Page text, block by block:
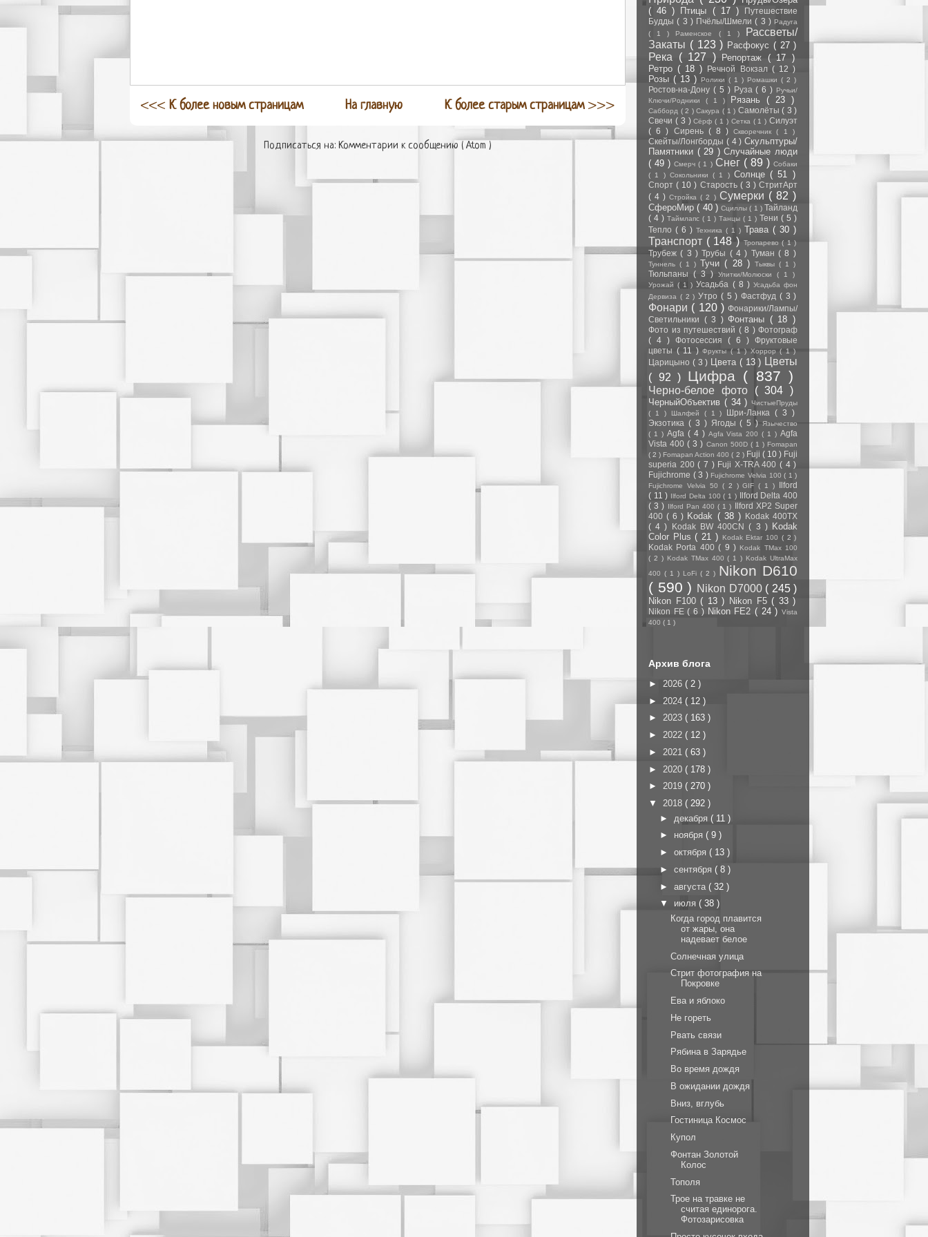
<<< К более новым страницам К более старым страницам >>>
На главную
Подписаться на: Комментарии к сообщению ( Atom )
( 46 )
Птицы ( 17 )
Путешествие
Будды( 3 ) Пчёлы/Шмели( 3 ) Радуга
( 1 ) Раменское ( 1 )
Рассветы/
Закаты ( 123 ) Расфокус ( 27 )
Река ( 127 ) Репортаж ( 17 )
Ретро( 18 ) Речной Вокзал ( 12 )
Розы ( 13 ) Ролики ( 1 ) Ромашки ( 2 )
Ростов-на-Дону ( 5 ) Руза( 6 ) Ручьи/
Ключи/Родники ( 1 ) Рязань ( 23 )
Сабборд ( 2 )Сакура ( 1 ) Самолёты( 3 )
Свечи ( 3 )Сёрф( 1 ) Сетка ( 1 )Силуэт
( 6 ) Сирень ( 8 )Скворечник( 1 )
Скейты/Лонгборды ( 4 ) Скульптуры/
Памятники ( 29 )Случайные люди
( 49 )Смерч( 1 ) Снег ( 89 )Собаки
( 1 ) Сокольники( 1 ) Солнце( 51 )
Спорт( 10 ) Старость ( 3 ) СтритАрт
( 4 )Стройка( 2 ) Сумерки ( 82 )
СфероМир( 40 ) Сциллы( 1 ) Тайланд
( 4 ) Таймлапс ( 1 ) Танцы ( 1 ) Тени ( 5 )
Тепло ( 6 ) Техника ( 1 ) Трава ( 30 )
Транспорт ( 148 ) Тропарево( 1 )
Трубеж( 3 )Трубы ( 4 ) Туман( 8 )
Туннель( 1 ) Тучи( 28 ) Тыквы ( 1 )
Тюльпаны ( 3 ) Улитки/Молюски ( 1 )
Урожай( 1 ) Усадьба ( 8 ) Усадьба фон
Дервиза ( 2 ) Утро ( 5 ) Фастфуд ( 3 )
Фонари ( 120 ) Фонарики/Лампы/
Светильники ( 3 ) Фонтаны ( 18 )
Фото из путешествий ( 8 ) Фотограф
( 4 ) Фотосессия ( 6 ) Фруктовые
цветы ( 11 )Фрукты ( 1 ) Хоррор( 1 )
Царицыно ( 3 ) Цвета ( 13 ) Цветы
( 92 ) Цифра ( 837 )
Черно-белое фото ( 304 )
ЧерныйОбъектив ( 34 ) ЧистыеПруды
( 1 )
Шалфей ( 1 ) Шри-Ланка( 3 )
Экзотика ( 3 ) Ягоды( 5 ) Язычество
( 1 ) Agfa ( 4 ) Agfa Vista 200( 1 )Agfa
Vista 400( 3 ) Canon 500D ( 1 ) Fomapan
( 2 ) Fomapan Action 400( 2 ) Fuji ( 10 ) Fuji
superia 200( 7 ) Fuji X-TRA 400( 4 )
Fujichrome ( 3 ) Fujichrome Velvia 100( 1 )
Fujichrome Velvia 50 ( 2 )GIF( 1 ) Ilford
( 11 ) Ilford Delta 100( 1 ) Ilford Delta 400
( 3 ) Ilford Pan 400( 1 ) Ilford XP2 Super
400( 6 ) Kodak ( 38 ) Kodak 400TX
( 4 )
Kodak BW 400CN( 3 )
Kodak
Color Plus( 21 ) Kodak Ektar 100 ( 2 )
Kodak Porta 400( 9 ) Kodak TMax 100
( 2 ) Kodak TMax 400( 1 ) Kodak UltraMax
400 ( 1 ) LoFi ( 2 ) Nikon D610
( 590 ) Nikon D7000 ( 245 )
Nikon F100( 13 ) Nikon F5( 33 )
Nikon FE( 6 ) Nikon FE2 ( 24 )Vista
400 ( 1 )
Архив блога
► 2026 ( 2 )
► 2024 ( 12 )
► 2023 ( 163 )
► 2022 ( 12 )
► 2021 ( 63 )
► 2020 ( 178 )
► 2019 ( 270 )
▼ 2018 ( 292 )
► декабря ( 11 )
► ноября ( 9 )
► октября ( 13 )
► сентября ( 8 )
► августа ( 32 )
▼ июля ( 38 )
Когда город плавится
от жары, она
надевает белое
Солнечная улица
Стрит фотография на
Покровке
Ева и яблоко
Не гореть
Рвать связи
Рябина в Зарядье
Во время дождя
В ожидании дождя
Вниз, вглубь
Гостиница Космос
Купол
Фонтан Золотой
Колос
Тополя
Трое на травке не
считая единорога.
Фотозарисовка